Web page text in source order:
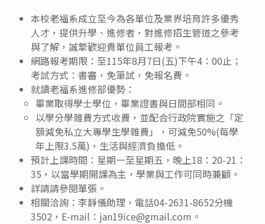
本校老福系成立至今為各單位及業界培育許多優秀
人才，提供升學、進修者，對進修招生管道之參考
與了解，誠摯歡迎貴單位員工報考。
網路報考期限：至115年8月7日(五)下午4：00止；
考試方式：書審，免筆試，免報名費。
就讀老福系進修部優勢：
畢業取得學士學位，畢業證書與日間部相同。
以學分學雜費方式收費，並配合行政院實施之「定
額減免私立大專學生學雜費」，可減免50%(每學
年上限3.5萬)，生活與經濟負擔低。
預計上課時間：星期一至星期五，晚上18：20-21：
35，以當學期開課為主，學業與工作可同時兼顧。
詳請請參閱單張。
相關洽詢：李靜儀助理，電話04-2631-8652分機
3502，E-mail：jan19ice@gmail.com。